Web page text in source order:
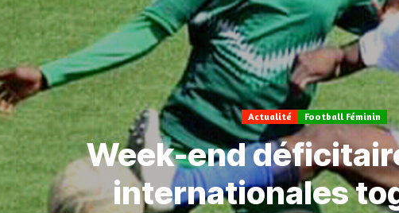
Actualité Football Féminin
Week-end
internationales